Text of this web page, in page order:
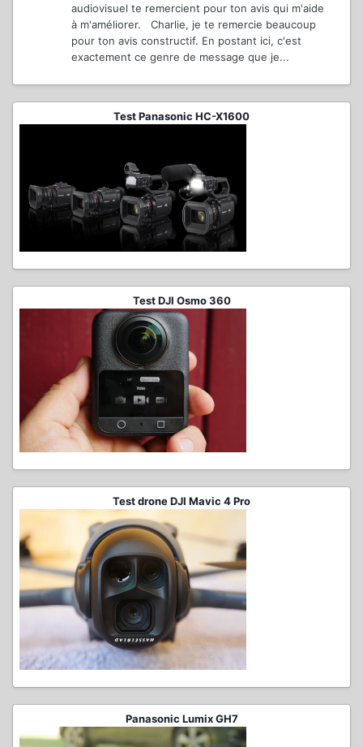
audiovisuel te remercient pour ton avis qui m'aide
à m'améliorer. Charlie, je te remercie beaucoup
pour ton avis constructif. En postant ici, c'est
exactement ce genre de message que je...
Test Panasonic HC-X1600
Test DJI Osmo 360
Test drone DJI Mavic 4 Pro
Panasonic Lumix GH7